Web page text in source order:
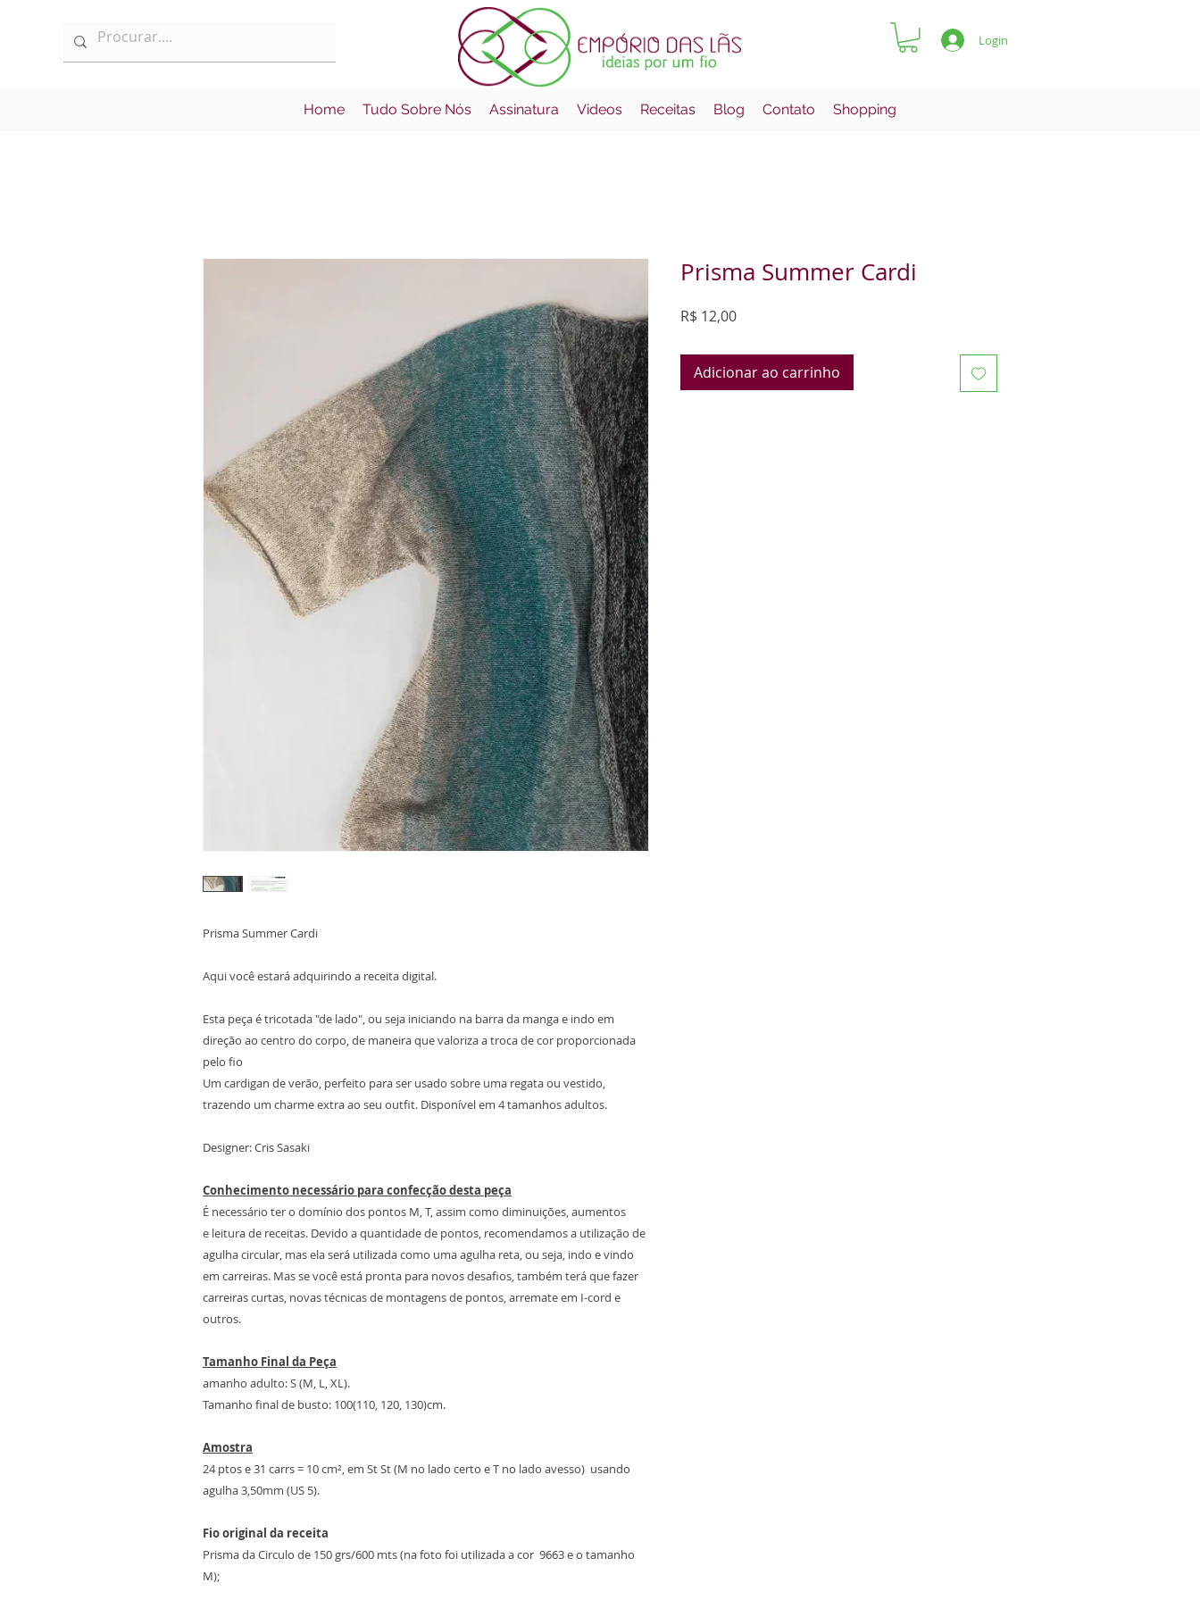
Login
Home Tudo Sobre Nós Assinatura Videos Receitas Blog Contato Shopping
Prisma Summer Cardi
Aqui você estará adquirindo a receita digital.
Esta peça é tricotada "de lado", ou seja iniciando na barra da manga e indo em
direção ao centro do corpo, de maneira que valoriza a troca de cor proporcionada
pelo fio
Um cardigan de verão, perfeito para ser usado sobre uma regata ou vestido,
trazendo um charme extra ao seu outfit. Disponível em 4 tamanhos adultos.
Designer: Cris Sasaki
Conhecimento necessário para confecção desta peça
É necessário ter o domínio dos pontos M, T, assim como diminuições, aumentos
e leitura de receitas. Devido a quantidade de pontos, recomendamos a utilização de
agulha circular, mas ela será utilizada como uma agulha reta, ou seja, indo e vindo
em carreiras. Mas se você está pronta para novos desafios, também terá que fazer
carreiras curtas, novas técnicas de montagens de pontos, arremate em I-cord e
outros.
Tamanho Final da Peça
amanho adulto: S (M, L, XL).
Tamanho final de busto: 100(110, 120, 130)cm.
Amostra
24 ptos e 31 carrs = 10 cm², em St St (M no lado certo e T no lado avesso) usando
agulha 3,50mm (US 5).
Fio original da receita
Prisma da Circulo de 150 grs/600 mts (na foto foi utilizada a cor 9663 e o tamanho
M);
Prisma Summer Cardi
R$ 12,00Preço
Adicionar ao carrinho